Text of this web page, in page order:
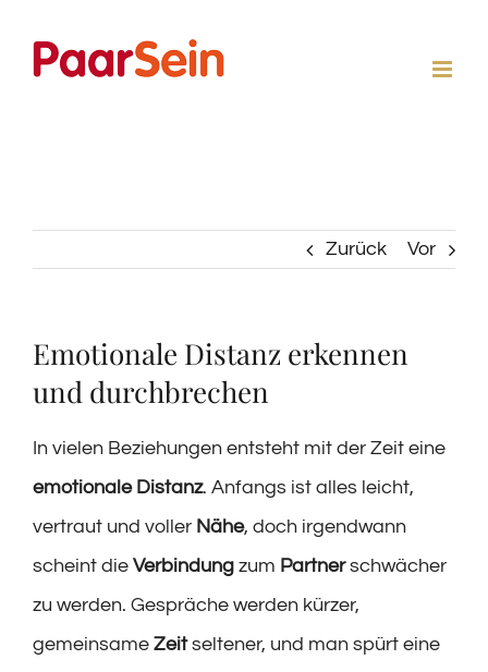
Inhalt
Zurück Vor
Emotionale Distanz erkennen
und durchbrechen
In vielen Beziehungen entsteht mit der Zeit eine
emotionale Distanz. Anfangs ist alles leicht,
vertraut und voller Nähe, doch irgendwann
scheint die Verbindung zum Partnerschwächer
zu werden. Gespräche werden kürzer,
gemeinsame Zeitseltener, und man spürt eine